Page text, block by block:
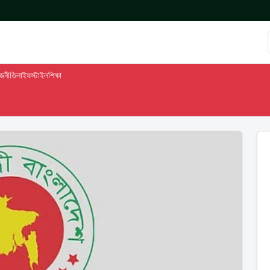
লাইফস্টাইলশিক্ষা